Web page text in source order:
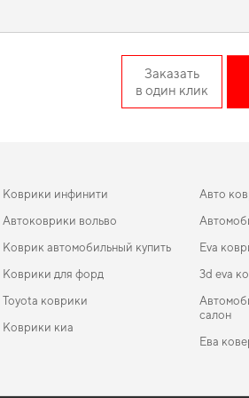
Заказать
в один клик
Коврики инфинити
Автоковрики вольво
Коврик автомобильный купить
Коврики для форд
Toyota коврики
Коврики киа
Авто
Eva
3d eva
салон
Ева